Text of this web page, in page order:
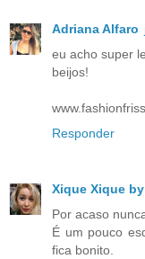
Adriana Alfaro
eu acho super
beijos!
Responder
Xique Xique
Por acaso
É um pouco
fica bonito.